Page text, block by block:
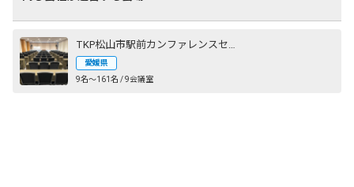
TKP松山市駅前カンファレンスセンター
愛媛県
9名〜161名 / 9会議室